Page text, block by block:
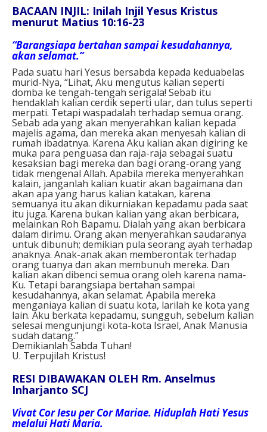
BACAAN INJIL: Inilah Injil Yesus Kristus
menurut Matius 10:16-23
“Barangsiapa bertahan sampai kesudahannya,
akan selamat.”
Pada suatu hari Yesus bersabda kepada keduabelas
murid-Nya, “Lihat, Aku mengutus kalian seperti
domba ke tengah-tengah serigala! Sebab itu
hendaklah kalian cerdik seperti ular, dan tulus seperti
merpati. Tetapi waspadalah terhadap semua orang.
Sebab ada yang akan menyerahkan kalian kepada
majelis agama, dan mereka akan menyesah kalian di
rumah ibadatnya. Karena Aku kalian akan digiring ke
muka para penguasa dan raja-raja sebagai suatu
kesaksian bagi mereka dan bagi orang-orang yang
tidak mengenal Allah. Apabila mereka menyerahkan
kalain, janganlah kalian kuatir akan bagaimana dan
akan apa yang harus kalian katakan, karena
semuanya itu akan dikurniakan kepadamu pada saat
itu juga. Karena bukan kalian yang akan berbicara,
melainkan Roh Bapamu. Dialah yang akan berbicara
dalam dirimu. Orang akan menyerahkan saudaranya
untuk dibunuh; demikian pula seorang ayah terhadap
anaknya. Anak-anak akan memberontak terhadap
orang tuanya dan akan membunuh mereka. Dan
kalian akan dibenci semua orang oleh karena nama-
Ku. Tetapi barangsiapa bertahan sampai
kesudahannya, akan selamat. Apabila mereka
menganiaya kalian di suatu kota, larilah ke kota yang
lain. Aku berkata kepadamu, sungguh, sebelum kalian
selesai mengunjungi kota-kota Israel, Anak Manusia
sudah datang.”
Demikianlah Sabda Tuhan!
U. Terpujilah Kristus!
RESI DIBAWAKAN OLEH Rm. Anselmus
Inharjanto SCJ
Vivat Cor Iesu per Cor Mariae. Hiduplah Hati Yesus
melalui Hati Maria.